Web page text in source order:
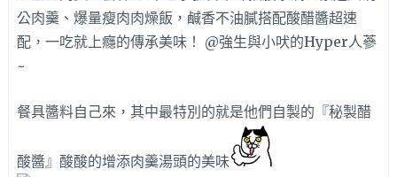
餐具醬料自己來，其中最特別的就是他們自製的『秘製醋
酸醬』酸酸的增添肉羹湯頭的美味